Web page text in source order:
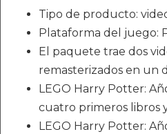
Tipo de producto:
Plataforma del juego:
El paquete trae dos
remasterizados en un
LEGO Harry Potter:
cuatro primeros libros
LEGO Harry Potter: